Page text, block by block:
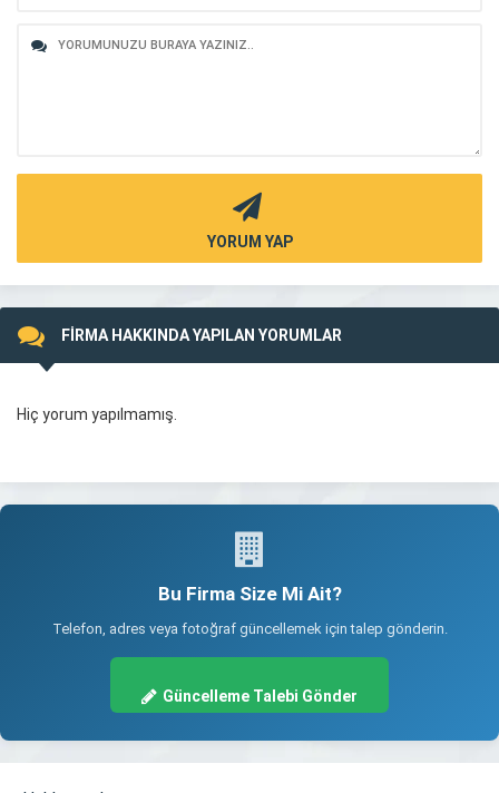
YORUM YAP
FİRMA HAKKINDA YAPILAN YORUMLAR
Hiç yorum yapılmamış.
Bu Firma Size Mi Ait?
Telefon, adres veya fotoğraf güncellemek için talep gönderin.
Güncelleme Talebi Gönder